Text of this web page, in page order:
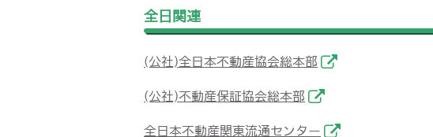
全日関連
(公社)全日本不動産協会総本部
(公社)不動産保証協会総本部
全日本不動産関東流通センター